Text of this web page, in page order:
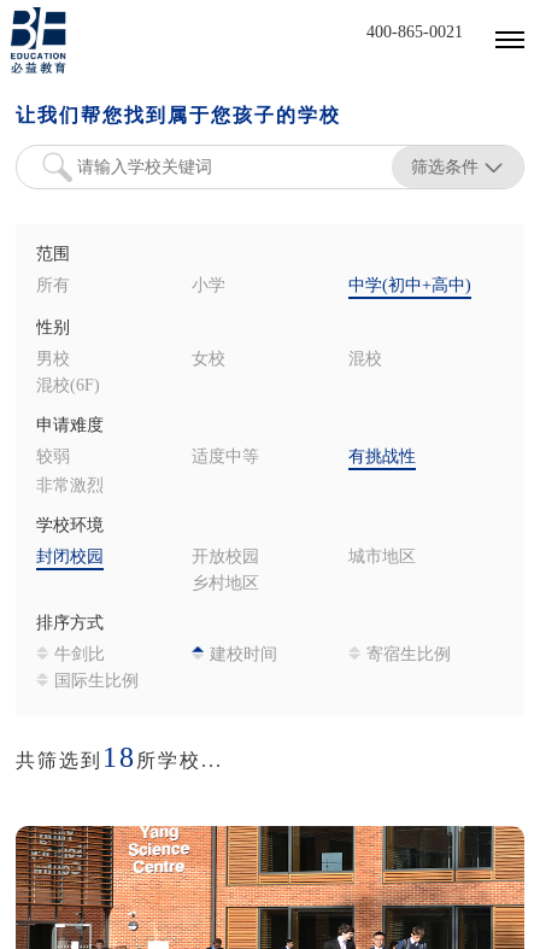
400-865-0021
让我们帮您找到属于您孩子的学校
筛选条件
范围
所有
小学 中学(初中+高中)
性别
男校
女校
混校
混校(6F)
申请难度
较弱
适度中等
有挑战性
非常激烈
学校环境
封闭校园
开放校园
城市地区
乡村地区
排序方式
牛剑比
建校时间
寄宿生比例
国际生比例
共筛选到 18 所学校...